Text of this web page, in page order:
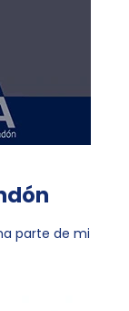
parte de mi